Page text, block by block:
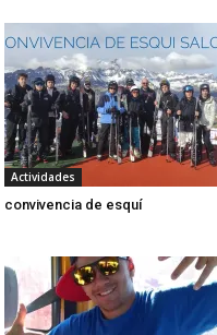
Actividades
convivencia de esquí